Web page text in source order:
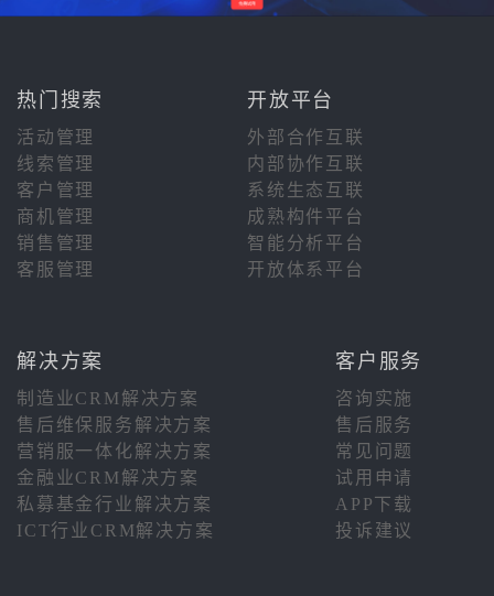
热门搜索 开放平台
活动管理
外部合作互联
线索管理
内部协作互联
客户管理
系统生态互联
商机管理
成熟构件平台
销售管理
智能分析平台
客服管理
开放体系平台
解决方案 客户服务
制造业CRM解决方案
咨询实施
售后维保服务解决方案
售后服务
营销服一体化解决方案
常见问题
金融业CRM解决方案
试用申请
私募基金行业解决方案
APP下载
ICT行业CRM解决方案
投诉建议